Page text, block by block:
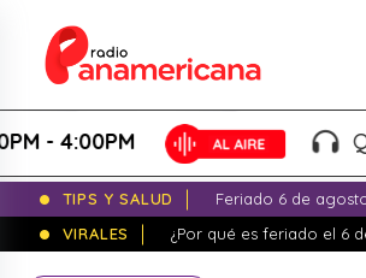
Que
TIPS Y SALUD
Feriado 6 de
VIRALES
¿Por qué es feriado el 6